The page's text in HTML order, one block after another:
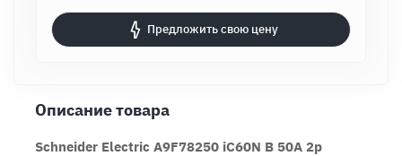
Предложить свою цену
Описание товара
Schneider Electric A9F78250 iC60N B 50A 2p